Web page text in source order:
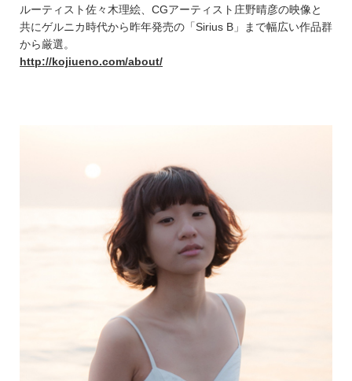
ルーティスト佐々木理絵、CGアーティスト庄野晴彦の映像と
共にゲルニカ時代から昨年発売の「Sirius B」まで幅広い作品群
から厳選。
http://kojiueno.com/about/